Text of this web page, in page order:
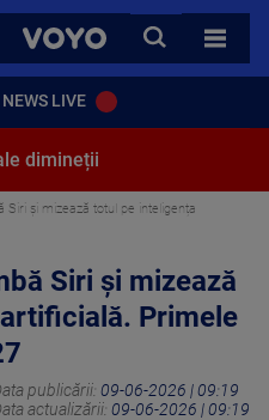
VOYO
CAUTA
TOATE
LIVE
dimineții
Siri și mizează totul pe inteligența
Siri și mizează
Primele
publicării: 09-06-2026 | 09:19
actualizării: 09-06-2026 | 09:19